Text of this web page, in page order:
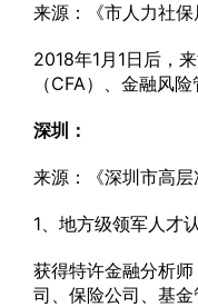
来源：《市人力社
2018年1月1日后，
（CFA）、金融风
深圳：
来源：《深圳市高层
1、地方级领军人才
获得特许金融分析
司、保险公司、基